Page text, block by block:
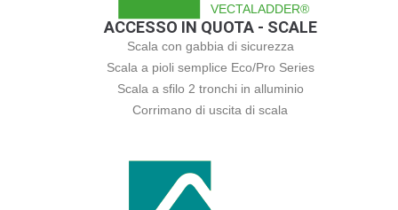
VECTALADDER®
ACCESSO IN QUOTA - SCALE
Scala con gabbia di sicurezza
Scala a pioli semplice Eco/Pro Series
Scala a sfilo 2 tronchi in alluminio
Corrimano di uscita di scala